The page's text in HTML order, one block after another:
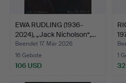
EWA RUDLING (1936-
2024), „Jack Nicholson“,…
Beendet 17. Mär 2026
16 Gebote
106 USD
1